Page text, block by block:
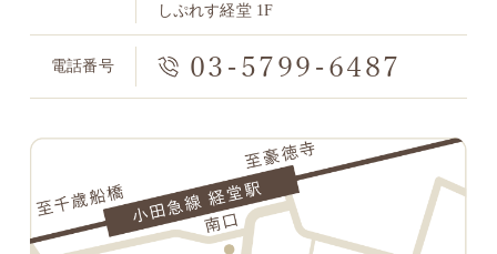
しぷれす経堂 1F
電話番号 03-5799-6487